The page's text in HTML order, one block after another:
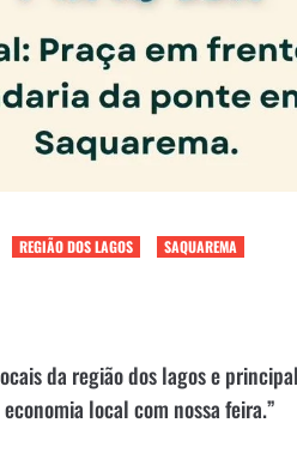
REGIÃO DOS LAGOS
SAQUAREMA
da região dos lagos e
local com nossa feira.”